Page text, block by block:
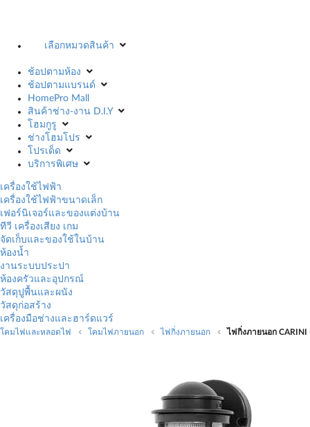
เลือกหมวดสินค้า
ช้อปตามห้อง
ช้อปตามแบรนด์
HomePro Mall
สินค้าช่าง-งาน D.I.Y
โฮมกูรู
ช่างโฮมโปร
โปรเด็ด
บริการพิเศษ
เครื่องใช้ไฟฟ้า
เครื่องใช้ไฟฟ้าขนาดเล็ก
เฟอร์นิเจอร์และของแต่งบ้าน
ทีวี เครื่องเสียง เกม
จัดเก็บและของใช้ในบ้าน
ห้องน้ำ
งานระบบประปา
ห้องครัวและอุปกรณ์
วัสดุปูพื้นและผนัง
วัสดุก่อสร้าง
เครื่องมือช่างและฮาร์ดแวร์
โคมไฟและหลอดไฟ โคมไฟภายนอก ไฟกิ่งภายนอก ไฟกิ่งภายนอก